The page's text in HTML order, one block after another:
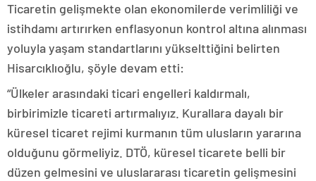
Ticaretin gelişmekte olan ekonomilerde verimliliği ve
istihdamı artırırken enflasyonun kontrol altına alınması
yoluyla yaşam standartlarını yükselttiğini belirten
Hisarcıklıoğlu, şöyle devam etti:
“Ülkeler arasındaki ticari engelleri kaldırmalı,
birbirimizle ticareti artırmalıyız. Kurallara dayalı bir
küresel ticaret rejimi kurmanın tüm ulusların yararına
olduğunu görmeliyiz. DTÖ, küresel ticarete belli bir
düzen gelmesini ve uluslararası ticaretin gelişmesini